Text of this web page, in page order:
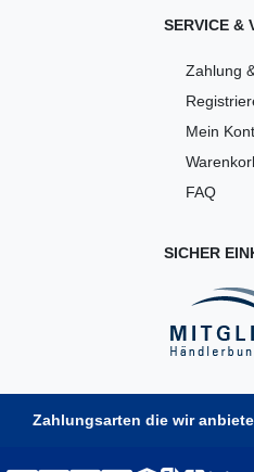
SERVICE &
Zahlung
Mein
FAQ
SICHER
Zahlungsarten die wir